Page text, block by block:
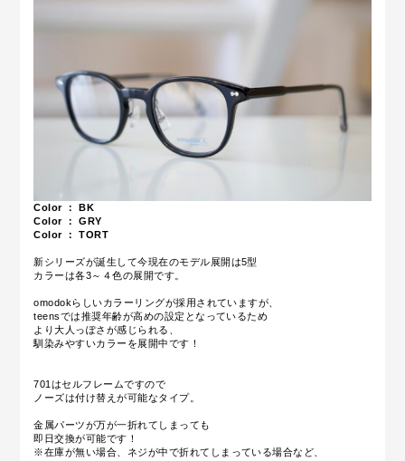
Color ： BK
Color ： GRY
Color ： TORT
新シリーズが誕生して今現在のモデル展開は5型
カラーは各3～４色の展開です。
omodokらしいカラーリングが採用されていますが、
teensでは推奨年齢が高めの設定となっているため
より大人っぽさが感じられる、
馴染みやすいカラーを展開中です！
701はセルフレームですので
ノーズは付け替えが可能なタイプ。
金属パーツが万が一折れてしまっても
即日交換が可能です！
※在庫が無い場合、ネジが中で折れてしまっている場合など、